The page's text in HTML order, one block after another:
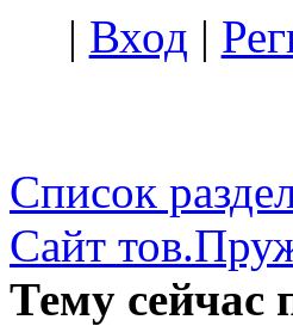
| Вход |
Список
Сайт
Тему сейчас